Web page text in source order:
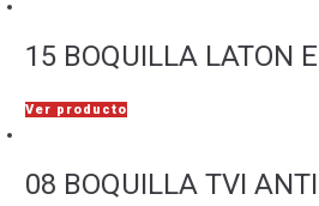
15 BOQUILLA LATON
Ver producto
08 BOQUILLA TVI